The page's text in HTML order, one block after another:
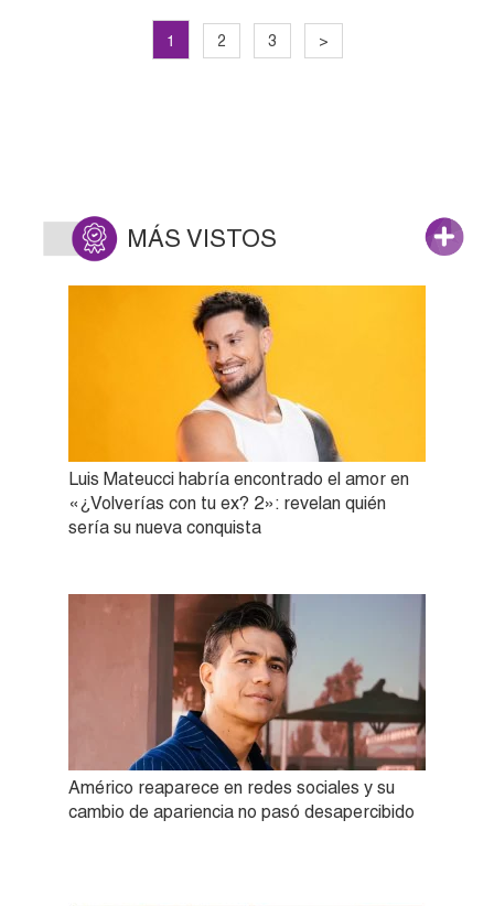
1 2 3 >
MÁS VISTOS
Luis Mateucci habría encontrado el amor en
«¿Volverías con tu ex? 2»: revelan quién
sería su nueva conquista
Américo reaparece en redes sociales y su
cambio de apariencia no pasó desapercibido